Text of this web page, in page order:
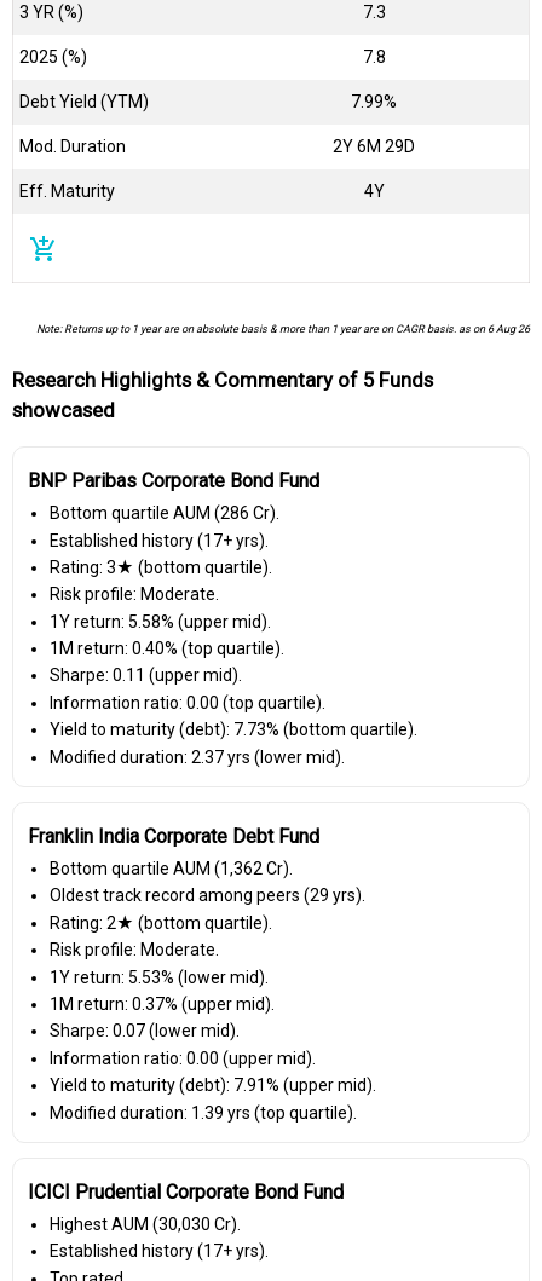
3 YR (%) 7.3
2025 (%) 7.8
Debt Yield (YTM) 7.99%
Mod. Duration 2Y 6M 29D
Eff. Maturity 4Y
add_shopping_cart
Note: Returns up to 1 year are on absolute basis & more than 1 year are on CAGR basis. as on 6 Aug 26
Research Highlights & Commentary of 5 Funds
showcased
BNP Paribas Corporate Bond Fund
Bottom quartile AUM (₹286 Cr).
Established history (17+ yrs).
Rating: 3★ (bottom quartile).
Risk profile: Moderate.
1Y return: 5.58% (upper mid).
1M return: 0.40% (top quartile).
Sharpe: 0.11 (upper mid).
Information ratio: 0.00 (top quartile).
Yield to maturity (debt): 7.73% (bottom quartile).
Modified duration: 2.37 yrs (lower mid).
Franklin India Corporate Debt Fund
Bottom quartile AUM (₹1,362 Cr).
Oldest track record among peers (29 yrs).
Rating: 2★ (bottom quartile).
Risk profile: Moderate.
1Y return: 5.53% (lower mid).
1M return: 0.37% (upper mid).
Sharpe: 0.07 (lower mid).
Information ratio: 0.00 (upper mid).
Yield to maturity (debt): 7.91% (upper mid).
Modified duration: 1.39 yrs (top quartile).
ICICI Prudential Corporate Bond Fund
Highest AUM (₹30,030 Cr).
Established history (17+ yrs).